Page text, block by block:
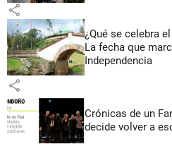
share
¿Qué se celebra
La fecha que
Independencia
share
Crónicas de un
decide volver a